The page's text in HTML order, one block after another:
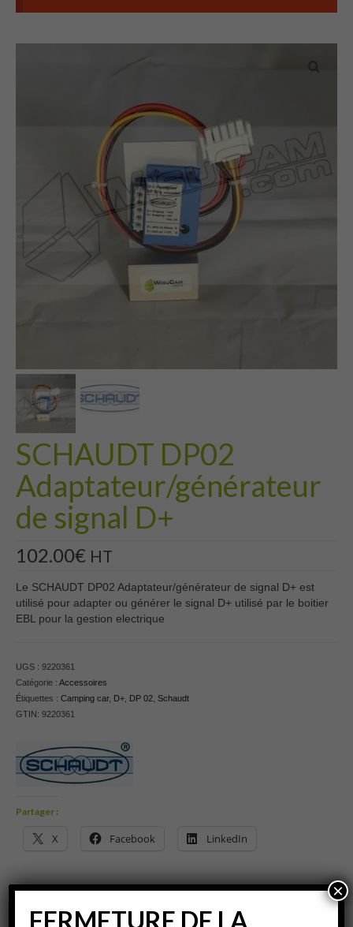
SCHAUDT DP02
Adaptateur/générateur
de signal D+
102.00€ HT
Le SCHAUDT DP02 Adaptateur/générateur de signal D+ est
utilisé pour adapter ou générer le signal D+ utilisé par le boitier
EBL pour la gestion electrique
UGS : 9220361
Catégorie : Accessoires
Étiquettes : Camping car, D+ DP 02 Schaudt
GTIN: 9220361
Partager :
X Facebook LinkedIn
Description Informations complémentaires
FERMETURE DE LA
×